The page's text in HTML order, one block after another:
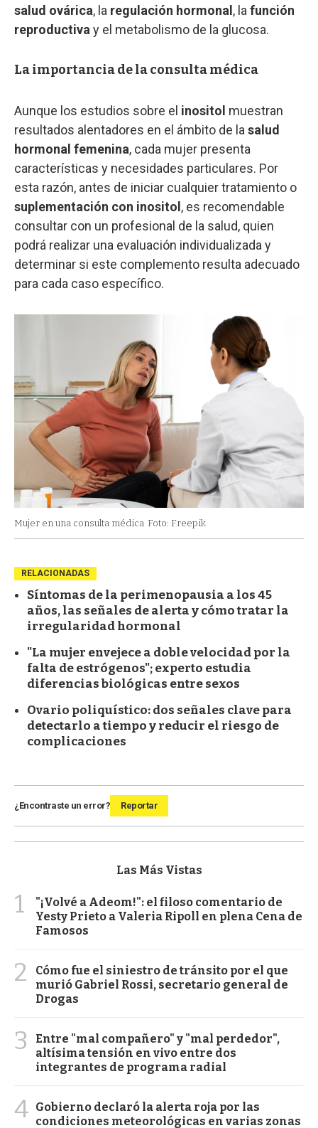
salud ovárica, la regulación hormonal , la función
reproductiva y el metabolismo de la glucosa.
La importancia de la consulta médica
Aunque los estudios sobre el inositol muestran
resultados alentadores en el ámbito de la salud
hormonal femenina, cada mujer presenta
características y necesidades particulares. Por
esta razón, antes de iniciar cualquier tratamiento o
suplementación con inositol , es recomendable
consultar con un profesional de la salud, quien
podrá realizar una evaluación individualizada y
determinar si este complemento resulta adecuado
para cada caso específico.
Mujer en una consulta médica Foto: Freepik
RELACIONADAS
Síntomas de la perimenopausia a los 45
años, las señales de alerta y cómo tratar la
irregularidad hormonal
"La mujer envejece a doble velocidad por la
falta de estrógenos"; experto estudia
diferencias biológicas entre sexos
Ovario poliquístico: dos señales clave para
detectarlo a tiempo y reducir el riesgo de
complicaciones
¿Encontraste un error? Reportar
Las Más Vistas
1
"¡Volvé a Adeom!": el filoso comentario de
Yesty Prieto a Valeria Ripoll en plena Cena de
Famosos
2
Cómo fue el siniestro de tránsito por el que
murió Gabriel Rossi, secretario general de
Drogas
3
Entre "mal compañero" y "mal perdedor",
altísima tensión en vivo entre dos
integrantes de programa radial
4 Gobierno declaró la alerta roja por las
condiciones meteorológicas en varias zonas